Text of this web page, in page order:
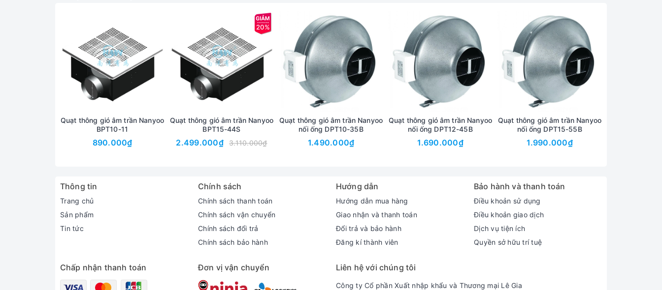
Thông số kỹ thuật
Kích thước lắp đặt: 380mm x 380mm
Kiểu quạt: Quạt thông gió 1 chiều
Tốc độ vòng quay: 1.050 vòng/phút
Áp suất: 158 Pa
Công suất: 220W
Quạt thông gió âm trần Nanyoo
BPT10-11
890.000₫
20%
Quạt thông gió âm trần Nanyoo
BPT15-44S
2.499.000₫ 3.110.000₫
Quạt thông gió âm trần Nanyoo
nối ống DPT10-35B
1.490.000₫
Quạt thông gió âm trần Nanyoo
nối ống DPT12-45B
1.690.000₫
Quạt thông gió âm trần Nanyoo
nối ống DPT15-55B
1.990.000₫
Thông tin
Trang chủ
Sản phẩm
Tin tức
Chính sách
Chính sách thanh toán
Chính sách vận chuyển
Chính sách đổi trả
Chính sách bảo hành
Hướng dẫn
Hướng dẫn mua hàng
Giao nhận và thanh toán
Đổi trả và bảo hành
Đăng kí thành viên
Bảo hành và thanh toán
Điều khoản sử dụng
Điều khoản giao dịch
Dịch vụ tiện ích
Quyền sở hữu trí tuệ
Chấp nhận thanh toán Đơn vị vận chuyển Liên hệ với chúng tôi
Công ty Cổ phần Xuất nhập khẩu và Thương mại Lê Gia